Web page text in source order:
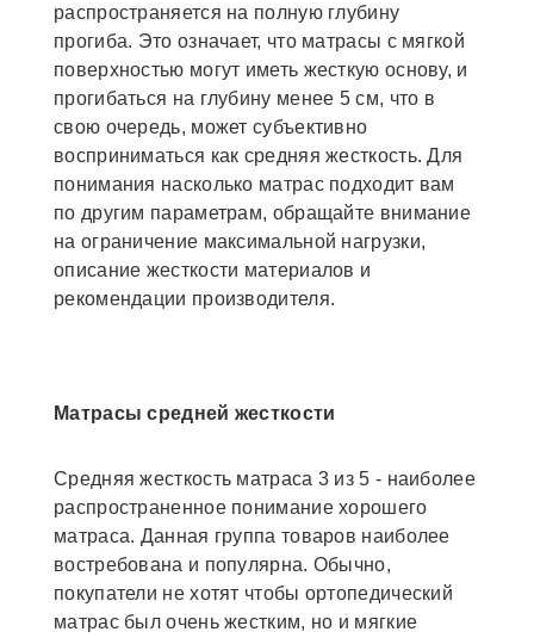
распространяется на полную глубину
прогиба. Это означает, что матрасы с мягкой
поверхностью могут иметь жесткую основу, и
прогибаться на глубину менее 5 см, что в
свою очередь, может субъективно
восприниматься как средняя жесткость. Для
понимания насколько матрас подходит вам
по другим параметрам, обращайте внимание
на ограничение максимальной нагрузки,
описание жесткости материалов и
рекомендации производителя.
Матрасы средней жесткости
Средняя жесткость матраса 3 из 5 - наиболее
распространенное понимание хорошего
матраса. Данная группа товаров наиболее
востребована и популярна. Обычно,
покупатели не хотят чтобы ортопедический
матрас был очень жестким, но и мягкие